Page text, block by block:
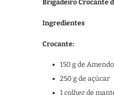
Brigadeiro Crocante
Ingredientes
Crocante:
150 g de
250 g de açúcar
1 colher de